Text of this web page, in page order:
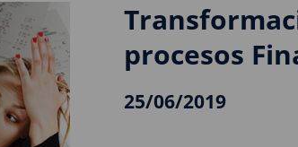
procesos
25/06/2019